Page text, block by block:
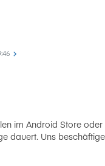
im Android Store
dauert. Uns